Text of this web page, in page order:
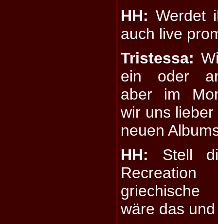
HH: Werdet
auch live
Tristessa:
ein oder
aber im
wir uns
neuen
HH: Stell
wäre das